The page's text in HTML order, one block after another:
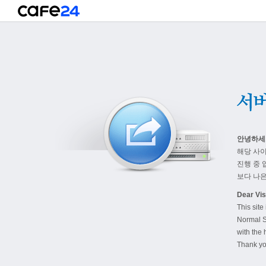
안녕하
해당 사
진행 중
보다 나
Dear
This site
Normal
with the
Thank